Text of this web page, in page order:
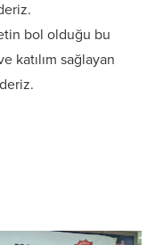
bol olduğu bu
katılım sağlayan